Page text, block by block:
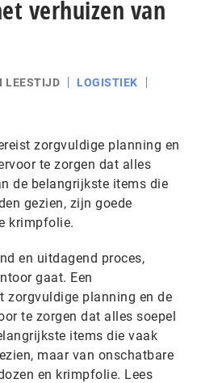
verhuizen van
LEESTIJD
LOGISTIEK
zorgvuldige planning en
te zorgen dat alles
de belangrijkste items die
gezien, zijn goede
krimpfolie.
en uitdagend proces,
gaat. Een
zorgvuldige planning en de
te zorgen dat alles soepel
items die vaak
maar van onschatbare
en krimpfolie. Lees